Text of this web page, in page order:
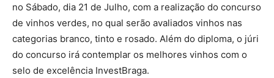
no Sábado, dia 21 de Julho, com a realização do concurso
de vinhos verdes, no qual serão avaliados vinhos nas
categorias branco, tinto e rosado. Além do diploma, o júri
do concurso irá contemplar os melhores vinhos com o
selo de excelência InvestBraga.